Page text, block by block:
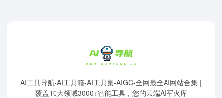
AI工具导航-AI工具箱-AI工具集-AIGC-全网最全AI网站合集 |
覆盖10大领域3000+智能工具，您的云端AI军火库